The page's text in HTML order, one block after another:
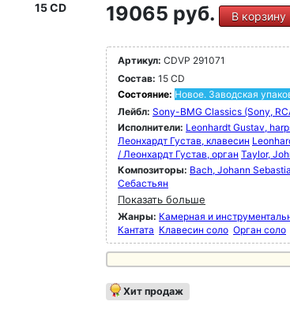
15 CD 19065 руб. В корзину
Артикул: CDVP 291071
Состав: 15 CD
Состояние: Новое. Заводская
Лейбл: Sony-BMG Classics (Sony,
Исполнители: Leonhardt Gustav,
Леонхардт Густав, клавесин
/ Леонхардт Густав, орган Taylor,
Композиторы: Bach, Johann
Себастьян
Показать больше
Жанры: Камерная и
Кантата Клавесин соло Орган соло
Хит продаж